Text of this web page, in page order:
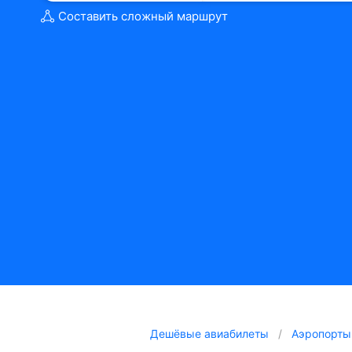
Составить сложный маршрут
Дешёвые авиабилеты Аэропорты